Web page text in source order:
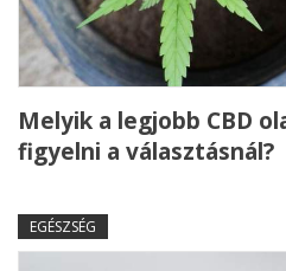
Melyik a legjobb CBD
figyelni a választásnál?
EGÉSZSÉG